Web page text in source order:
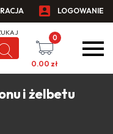
LOGOWANIE
0
0.00 zł
i żelbetu